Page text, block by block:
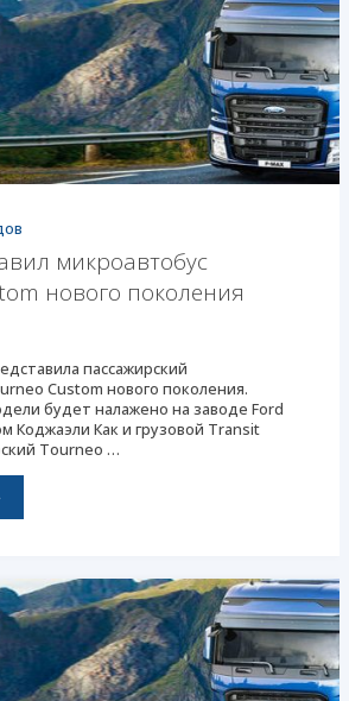
микроавтобус
нового поколения
пассажирский
Custom нового поколения.
будет налажено на заводе Ford
Коджаэли Как и грузовой Transit
Tourneo …